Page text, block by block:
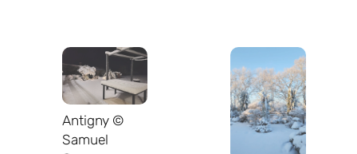
Antigny ©
Samuel